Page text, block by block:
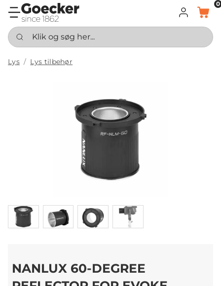
LOG INDKURV
0
Klik og søg her...
Lys Lys tilbehør
NANLUX 60-DEGREE